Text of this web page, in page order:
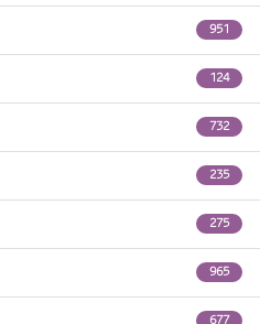
951
124
732
235
275
965
677